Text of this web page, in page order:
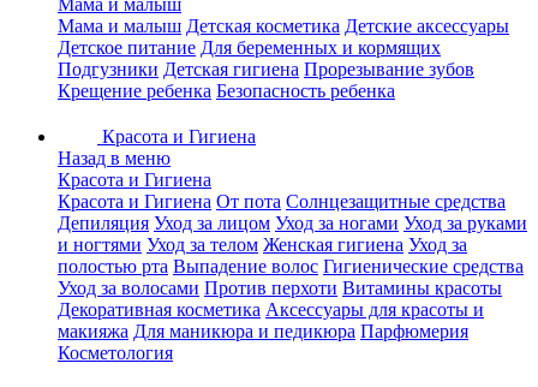
Мама и малыш
Мама и малыш Детская косметика Детские аксессуары
Детское питание Для беременных и кормящих
Подгузники Детская гигиена Прорезывание зубов
Крещение ребенка Безопасность ребенка
Красота и Гигиена
Назад в меню
Красота и Гигиена
Красота и Гигиена От пота Солнцезащитные средства
Депиляция Уход за лицом Уход за ногами Уход за руками
и ногтями Уход за телом Женская гигиена Уход за
полостью рта Выпадение волос Гигиенические средства
Уход за волосами Против перхоти Витамины красоты
Декоративная косметика Аксессуары для красоты и
макияжа Для маникюра и педикюра Парфюмерия
Косметология